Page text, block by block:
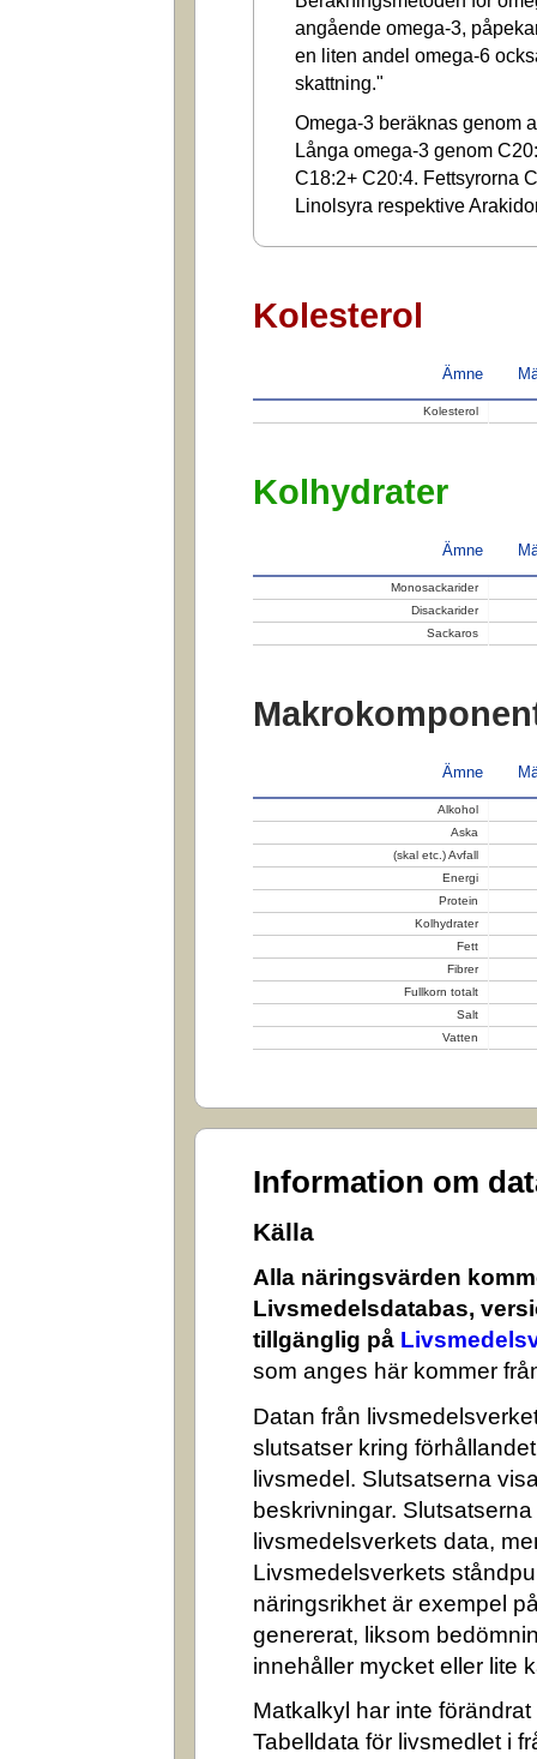
angående omega-3,
en liten andel omega-6
skattning."
Omega-3 beräknas genom
Långa omega-3 genom
C18:2+ C20:4. Fettsyrorna
Linolsyra respektive
Kolesterol
Ämne
Kolesterol
Kolhydrater
Ämne
Monosackarider
Disackarider
Sackaros
Ämne
Alkohol
Aska
(skal etc.) Avfall
Energi
Protein
Kolhydrater
Fett
Fibrer
Fullkorn totalt
Salt
Vatten
Information om
Källa
Alla näringsvärden
Livsmedelsdatabas,
tillgänglig på
som anges här kommer
Datan från
slutsatser kring
livsmedel. Slutsatserna
beskrivningar.
livsmedelsverkets data,
Livsmedelsverkets
näringsrikhet är exempel
genererat, liksom
innehåller mycket eller lite
Matkalkyl har inte
Tabelldata för livsmedlet i